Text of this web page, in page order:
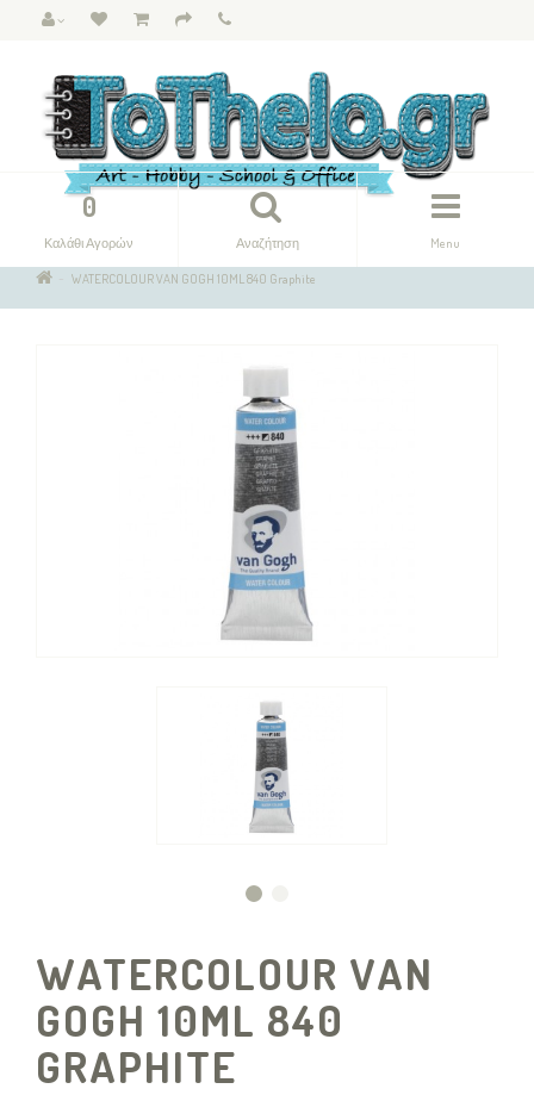
Menu
Αναζήτηση
0
Καλάθι Αγορών
WATERCOLOUR VAN GOGH 10ML 840 Graphite
WATERCOLOUR VAN
GOGH 10ML 840
GRAPHITE